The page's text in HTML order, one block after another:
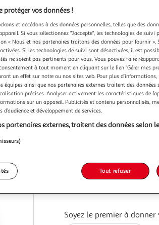
Soyez le premier à donner
protéger vos données !
et accédons à des données personnelles, telles que des
Si vous sélectionnez "J'accepte", les technologies de suivi
« Nous et nos partenaires traitons des données pour fournir ».
Si les technologies de suivi sont désactivées, il est
ne soient pas pertinents pour vous. Vous pouvez faire
à tout moment en cliquant sur le lien "Gérer mes
un effet sur notre ou nos sites web. Pour plus
équipes ainsi que nos partenaires externes traitent des données
précises. Analyser activement les caractéristiques de
sur un appareil. Publicités et contenu personnalisés,
et développement de services.
partenaires externes, traitent des données selon
Tout refuser